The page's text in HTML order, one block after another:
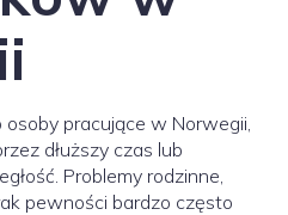
pracujące w Norwegii,
dłuższy czas lub
Problemy rodzinne,
pewności bardzo często